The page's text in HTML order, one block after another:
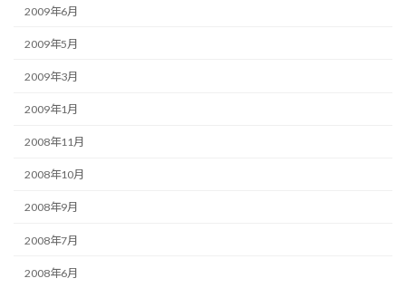
2009年6月
2009年5月
2009年3月
2009年1月
2008年11月
2008年10月
2008年9月
2008年7月
2008年6月